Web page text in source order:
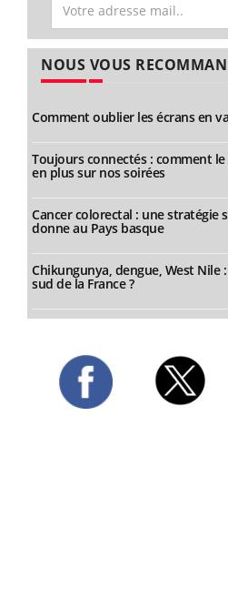
NOUS VOUS
Comment oublier les écrans en
Toujours connectés : comment
en plus sur nos soirées
Cancer colorectal : une stratégie
donne au Pays basque
Chikungunya, dengue, West Nile
sud de la France ?